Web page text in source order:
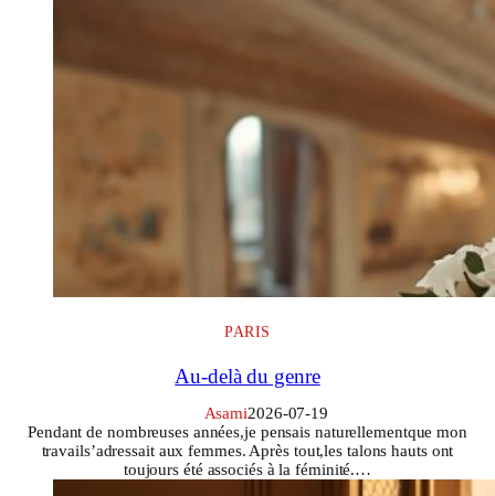
PARIS
Au-delà du genre
Asami2026-07-19
Pendant de nombreuses années,je pensais naturellementque mon
travails’adressait aux femmes. Après tout,les talons hauts ont
toujours été associés à la féminité.…